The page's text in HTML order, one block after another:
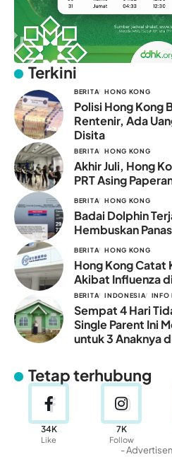
Terkini
BERITA HONG KONG
Polisi Hong Kong
Rentenir, Ada
Disita
BERITA HONG KONG
Akhir Juli, Hong
PRT Asing
BERITA HONG KONG
Badai Dolphin
Hembuskan
BERITA HONG KONG
Hong Kong Catat
Akibat Influenza
BERITA INDONESIA INFO
Sempat 4 Hari
Single Parent Ini
untuk 3 Anaknya
Tetap terhubung
34K
Like
7K
Follow
-